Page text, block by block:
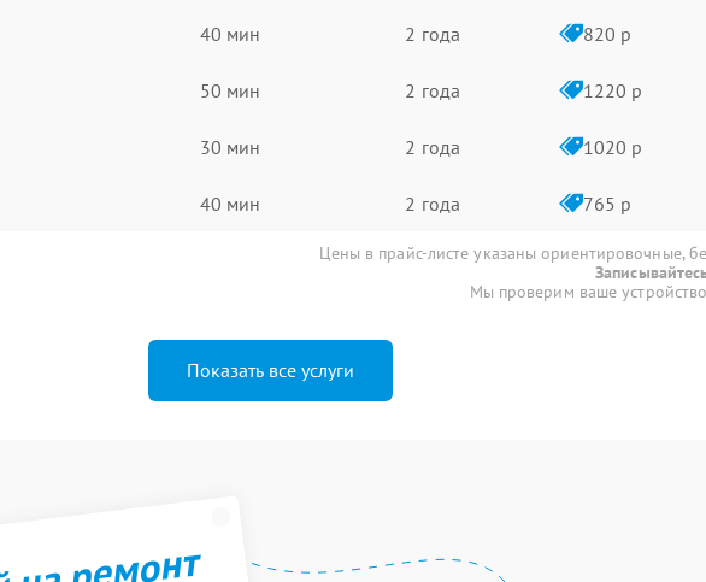
40 мин 2 года 820 р
50 мин 2 года 1220 р
30 мин 2 года 1020 р
40 мин 2 года 765 р
Цены в прайс-листе указаны ориентировочные,
Мы проверим ваше
Показать все услуги